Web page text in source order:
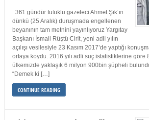
361 gündür tutuklu gazeteci Ahmet Şık’ın
dünkü (25 Aralık) duruşmada engellenen
beyanının tam metnini yayınlıyoruz Yargıtay
Başkanı İsmail Rüştü Cirit, yeni adli yılın
açılışı vesilesiyle 23 Kasım 2017’de yaptığı
ortaya koydu. 2016 yılı adli suç istatistiklerine göre
ülkemizde yaklaşık 6 milyon 900bin şüpheli
“Demek ki […]
CONTINUE READING